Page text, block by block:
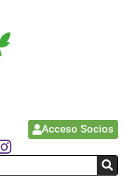
Acceso Socios